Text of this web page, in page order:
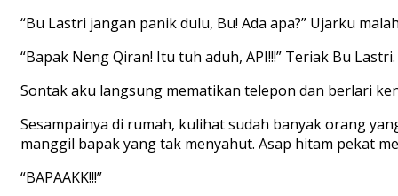
“Bu Lastri jangan panik dulu, Bu! Ada apa?” Ujarku
“Bapak Neng Qiran! Itu tuh aduh, API!!!” Teriak Bu Lastri.
Sontak aku langsung mematikan telepon dan berlari
Sesampainya di rumah, kulihat sudah banyak orang
manggil bapak yang tak menyahut. Asap hitam pekat
“BAPAAKK!!!”